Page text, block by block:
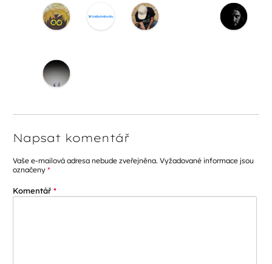
Napsat komentář
Vaše e-mailová adresa nebude zveřejněna. Vyžadované informace jsou
označeny *
Komentář *